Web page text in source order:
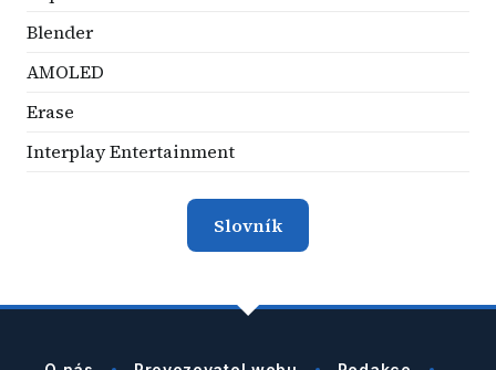
Blender
AMOLED
Erase
Interplay Entertainment
Slovník